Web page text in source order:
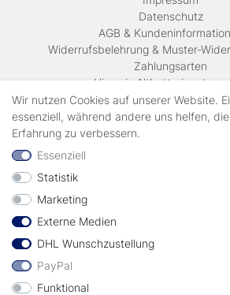
Daten­schutz
AGB &
Widerrufsbelehrung & Muster-
Zahlungsarten
Hinweis
Versandkosten &
Zahlungsarten
geprüft durch
Wir nutzen Cookies auf unserer Website.
essenziell, während andere uns helfen,
Erfahrung zu verbessern.
Essenziell
Statistik
Marketing
Externe Medien
DHL Wunschzustellung
PayPal
Funktional